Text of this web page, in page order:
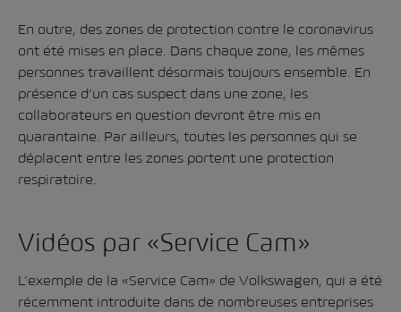
En outre, des zones de protection contre le coronavirus
ont été mises en place. Dans chaque zone, les mêmes
personnes travaillent désormais toujours ensemble. En
présence d’un cas suspect dans une zone, les
collaborateurs en question devront être mis en
quarantaine. Par ailleurs, toutes les personnes qui se
déplacent entre les zones portent une protection
respiratoire.
Vidéos par «Service Cam»
L’exemple de la «Service Cam» de Volkswagen, qui a été
récemment introduite dans de nombreuses entreprises